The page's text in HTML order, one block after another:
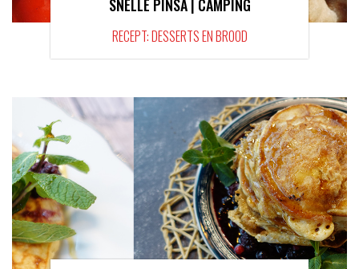
SNELLE PINSA | CAMPING
RECEPT: DESSERTS EN BROOD